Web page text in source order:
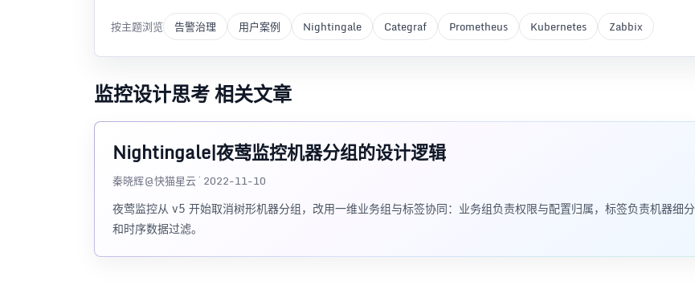
按主题浏览 告警治理 用户案例 Nightingale Categraf Prometheus Kubernetes Zabbix
监控设计思考 相关文章
Nightingale|夜莺监控机器分组的设计逻辑
秦晓辉@快猫星云 · 2022-11-10
夜莺监控从 v5 开始取消树形机器分组，改用一维业务组与标签协同：业务组负责权限与配置归属，标签负责机器细分
和时序数据过滤。